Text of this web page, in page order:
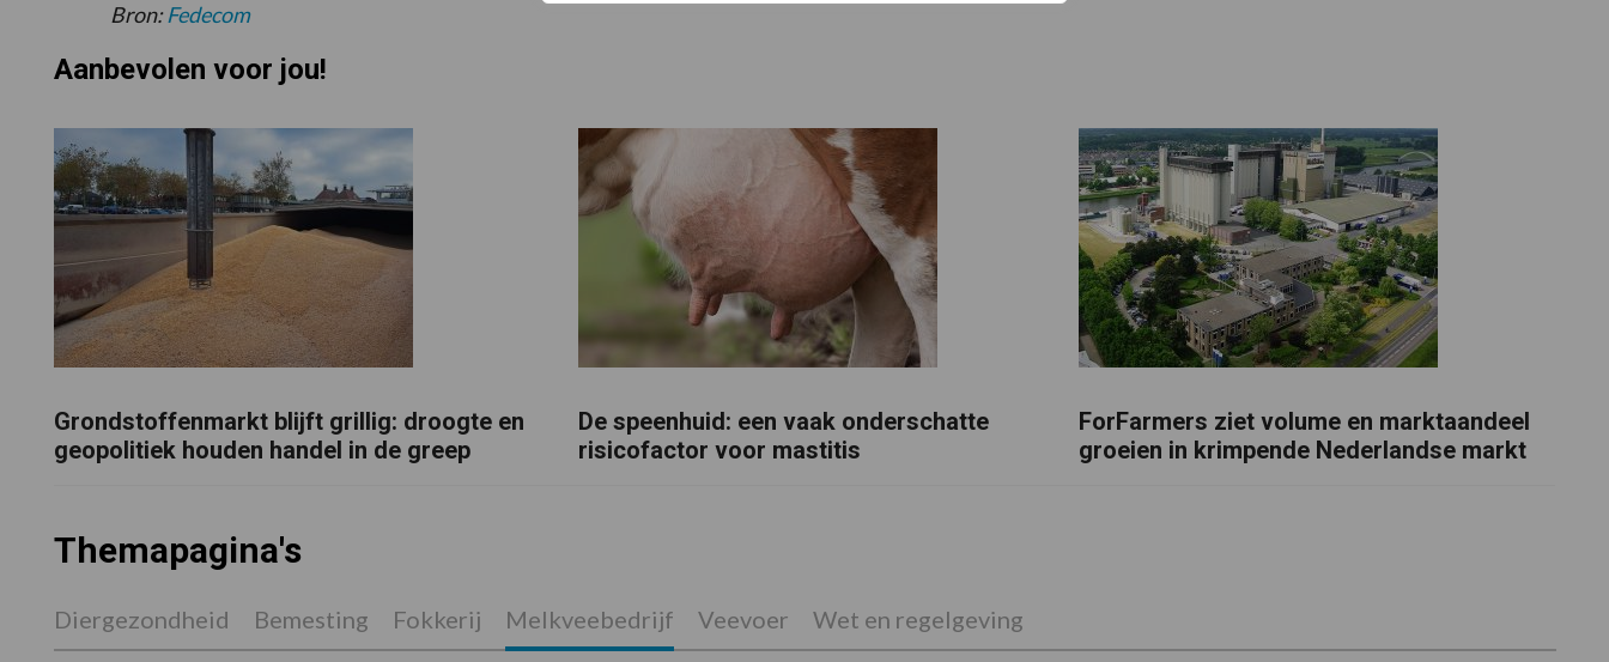
Bron:Fedecom
Aanbevolen voor jou!
Grondstoffenmarkt blijft grillig: droogte en
geopolitiek houden handel in de greep
De speenhuid: een vaak onderschatte
risicofactor voor mastitis
ForFarmers ziet volume en marktaandeel
groeien in krimpende Nederlandse markt
Themapagina's
Diergezondheid Bemesting Fokkerij Melkveebedrijf Veevoer Wet en regelgeving